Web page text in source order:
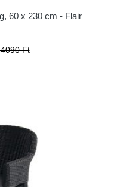
60 x 230 cm - Flair
Ft